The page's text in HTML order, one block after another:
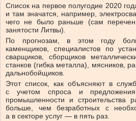
Список на первое полугодие 2020
и там значатся, например,
чего не было раньше (сам
занятости Литвы).
По прогнозам, в этом году
каменщиков, специалистов по
сварщиков, сборщиков
станков (гибка металла), мясников,
дальнобойщиков.
Этот список, как объясняют в
с учетом спроса и
промышленности и строительства
больше, чем безработных с
а в секторе услуг — в пять раз.